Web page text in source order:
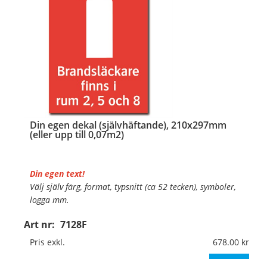
Din egen dekal (självhäftande), 210x297mm
(eller upp till 0,07m2)
Art nr: 7128F
Din egen text!
Välj själv färg, format, typsnitt (ca 52 tecken), symboler,
logga mm.
Material:Självhäftande folie
Mått:210x297mm (eller annat mått upp till 0,07m²)
Pris exkl. 678.00